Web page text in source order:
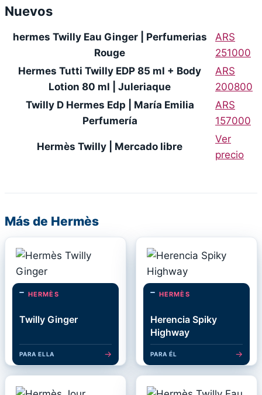
Nuevos
hermes Twilly Eau Ginger | Perfumerias
Rouge
ARS
251000
Hermes Tutti Twilly EDP 85 ml + Body
Lotion 80 ml | Juleriaque
ARS
200800
Twilly D Hermes Edp | María Emilia
Perfumería
ARS
157000
Hermès Twilly | Mercado libre
Ver
precio
Más de Hermès
HERMÈS
Twilly Ginger
PARA ELLA →
HERMÈS
Herencia Spiky
Highway
PARA ÉL →